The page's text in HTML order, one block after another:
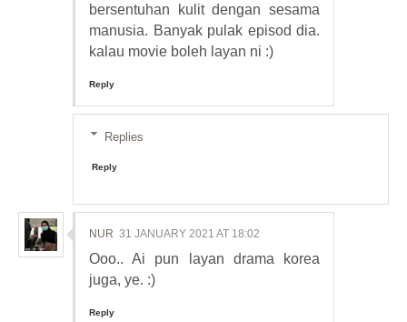
bersentuhan kulit dengan sesama
manusia. Banyak pulak episod dia.
kalau movie boleh layan ni :)
Reply
Replies
Reply
NUR 31 JANUARY 2021 AT 18:02
Ooo.. Ai pun layan drama korea
juga, ye. :)
Reply